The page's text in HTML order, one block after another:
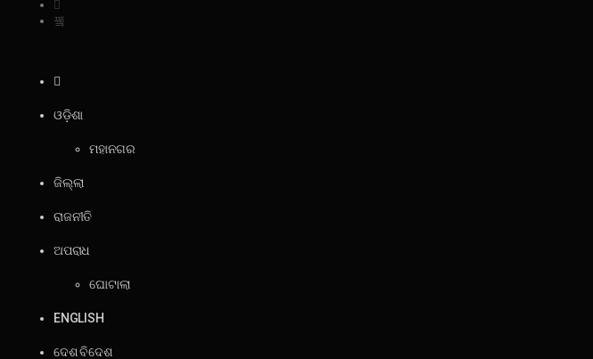
ଓଡ଼ିଶା
ମହାନଗର
ଜିଲ୍ଲା
ରାଜନୀତି
ଅପରାଧ
ଘୋଟାଲା
ENGLISH
ଦେଶ ବିଦେଶ